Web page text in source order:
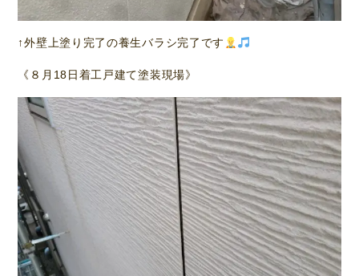
↑外壁上塗り完了の養生バラシ完了です
《８月18日着工戸建て塗装現場》